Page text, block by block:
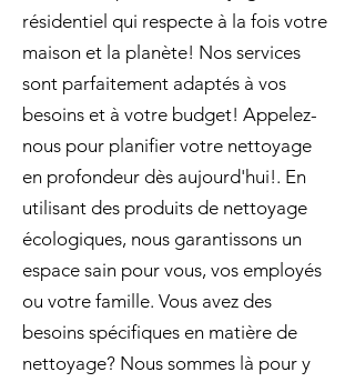
résidentiel qui respecte à la fois votre
maison et la planète! Nos services
sont parfaitement adaptés à vos
besoins et à votre budget! Appelez-
nous pour planifier votre nettoyage
en profondeur dès aujourd'hui!. En
utilisant des produits de nettoyage
écologiques, nous garantissons un
espace sain pour vous, vos employés
ou votre famille. Vous avez des
besoins spécifiques en matière de
nettoyage? Nous sommes là pour y